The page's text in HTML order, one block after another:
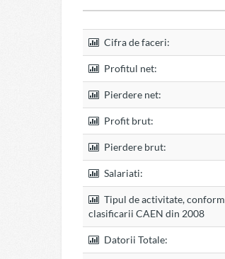
Cifra de faceri:
Profitul net:
Pierdere net:
Profit brut:
Pierdere brut:
Salariati:
Tipul de activitate, conform
clasificarii CAEN din 2008
Datorii Totale: